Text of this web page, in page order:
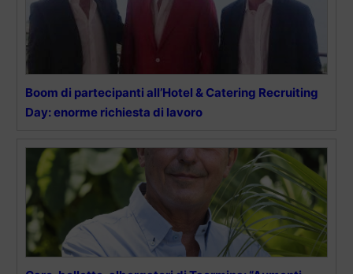
Boom di partecipanti all’Hotel & Catering Recruiting
Day: enorme richiesta di lavoro